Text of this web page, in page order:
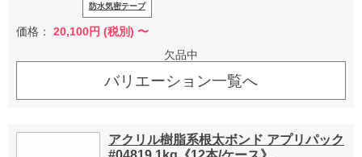
防水気密テープ
価格： 20,100円 (税別) 〜
欠品中
バリエーション一覧へ
アクリル樹脂系根太ボンド アプリパック